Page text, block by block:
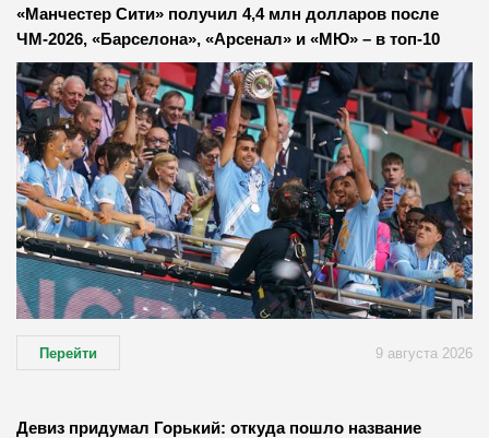
«Манчестер Сити» получил 4,4 млн долларов после
ЧМ-2026, «Барселона», «Арсенал» и «МЮ» – в топ-10
Перейти 9 августа 2026
Девиз придумал Горький: откуда пошло название